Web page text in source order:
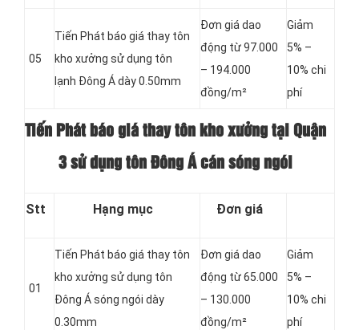
05
Tiến Phát báo giá thay tôn
kho xưởng sử dụng tôn
lạnh Đông Á dày 0.50mm
Đơn giá dao
động từ 97.000
– 194.000
đồng/m²
Giảm
5% –
10% chi
phí
Tiến Phát báo giá thay tôn kho xưởng tại Quận
3 sử dụng tôn Đông Á cán sóng ngói
Stt Hạng mục Đơn giá
01
Tiến Phát báo giá thay tôn
kho xưởng sử dụng tôn
Đông Á sóng ngói dày
0.30mm
Đơn giá dao
động từ 65.000
– 130.000
đồng/m²
Giảm
5% –
10% chi
phí